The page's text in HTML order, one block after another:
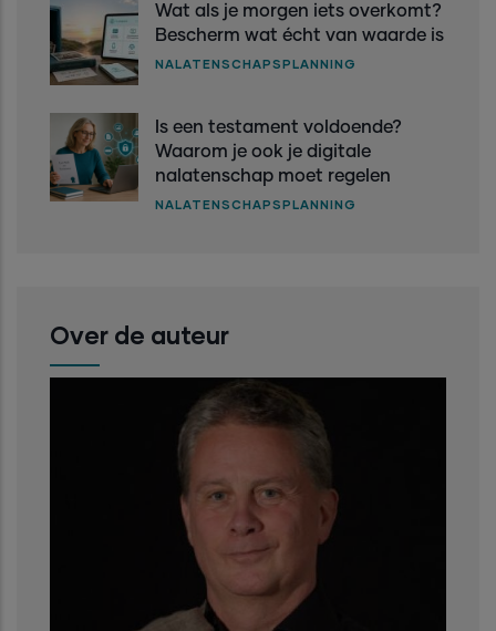
Wat als je morgen iets overkomt?
Bescherm wat écht van waarde is
NALATENSCHAPSPLANNING
Is een testament voldoende?
Waarom je ook je digitale
nalatenschap moet regelen
NALATENSCHAPSPLANNING
Over de auteur